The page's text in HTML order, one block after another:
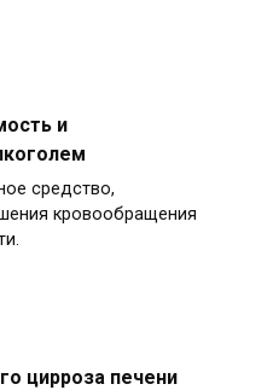
и
средство,
кровообращения
цирроза печени